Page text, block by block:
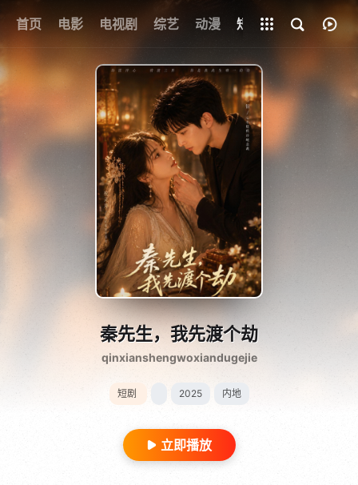
首页 电影 电视剧 综艺 动漫 短剧
全部影片
秦先生，我先渡个劫
qinxianshengwoxiandugejie
短剧 2025 内地
立即播放